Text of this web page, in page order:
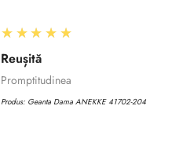
5
★★★★★
Reușită
Promptitudinea
Produs: Geanta Dama ANEKKE 41702-204